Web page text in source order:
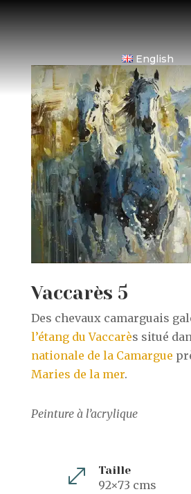
English
Vaccarès 5
Des chevaux camarguais
l’étang du Vaccarès situé
nationale de la Camargue
Maries de la mer.
Peinture à l’acrylique
. Taille
92×73 cms